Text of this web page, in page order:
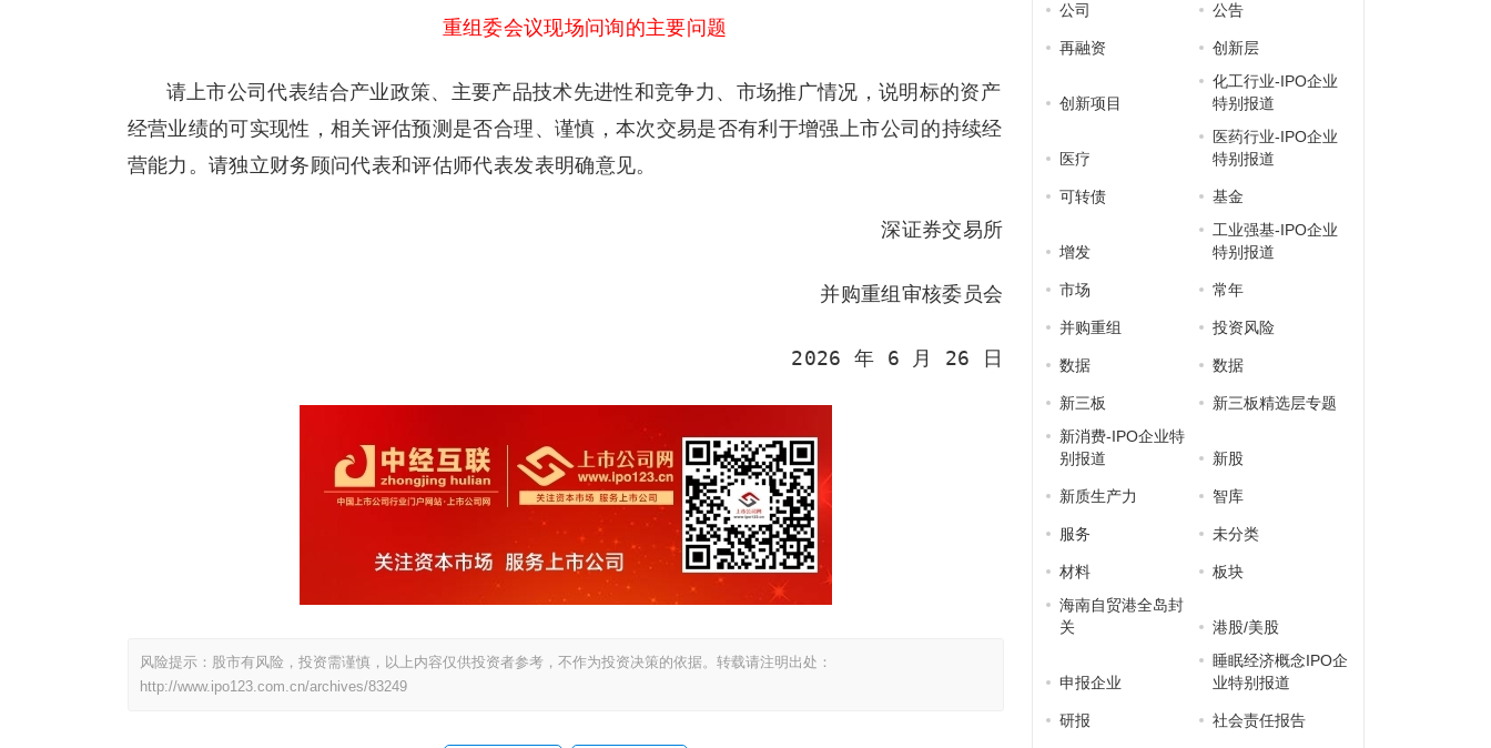
重组委会议现场问询的主要问题
请上市公司代表结合产业政策、主要产品技术先进性和竞争力、市场推广情况，说明标的资产
经营业绩的可实现性，相关评估预测是否合理、谨慎，本次交易是否有利于增强上市公司的持续经
营能力。请独立财务顾问代表和评估师代表发表明确意见。
深证券交易所
并购重组审核委员会
2026 年 6 月 26 日
风险提示：股市有风险，投资需谨慎，以上内容仅供投资者参考，不作为投资决策的依据。转载请注明出处：
http://www.ipo123.com.cn/archives/83249
公司 公告
再融资 创新层
创新项目
化工行业-IPO企业
特别报道
医疗
医药行业-IPO企业
特别报道
可转债 基金
增发
工业强基-IPO企业
特别报道
市场 常年
并购重组 投资风险
数据 数据
新三板
新三板精选层专题
新消费-IPO企业特
别报道
新股
新质生产力 智库
服务 未分类
材料
板块
海南自贸港全岛封
关
港股/美股
申报企业
睡眠经济概念IPO企
业特别报道
研报 社会责任报告